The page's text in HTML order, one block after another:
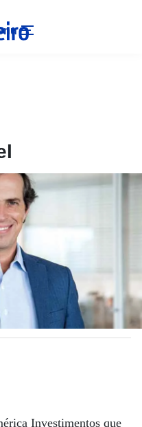
Investimentos que